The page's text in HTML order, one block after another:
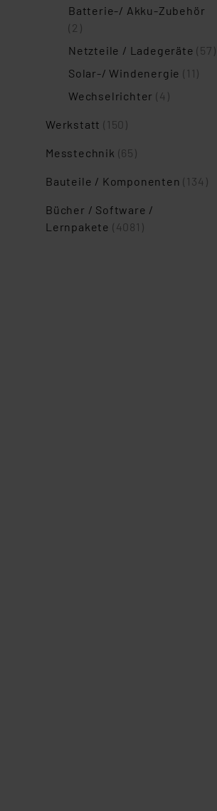
Batterie-/ Akku-Zubehör
(2)
Netzteile / Ladegeräte(57)
Solar-/ Windenergie(11)
Wechselrichter(4)
Werkstatt(150)
Messtechnik (65)
Bauteile / Komponenten(134)
Bücher / Software /
Lernpakete (4081)